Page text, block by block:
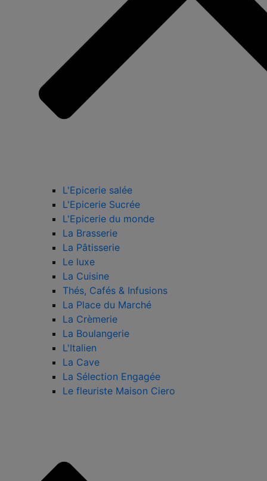
L'Epicerie salée
L'Epicerie Sucrée
L'Epicerie du monde
La Brasserie
La Pâtisserie
Le luxe
La Cuisine
Thés, Cafés & Infusions
La Place du Marché
La Crèmerie
La Boulangerie
L'Italien
La Cave
La Sélection Engagée
Le fleuriste Maison Ciero